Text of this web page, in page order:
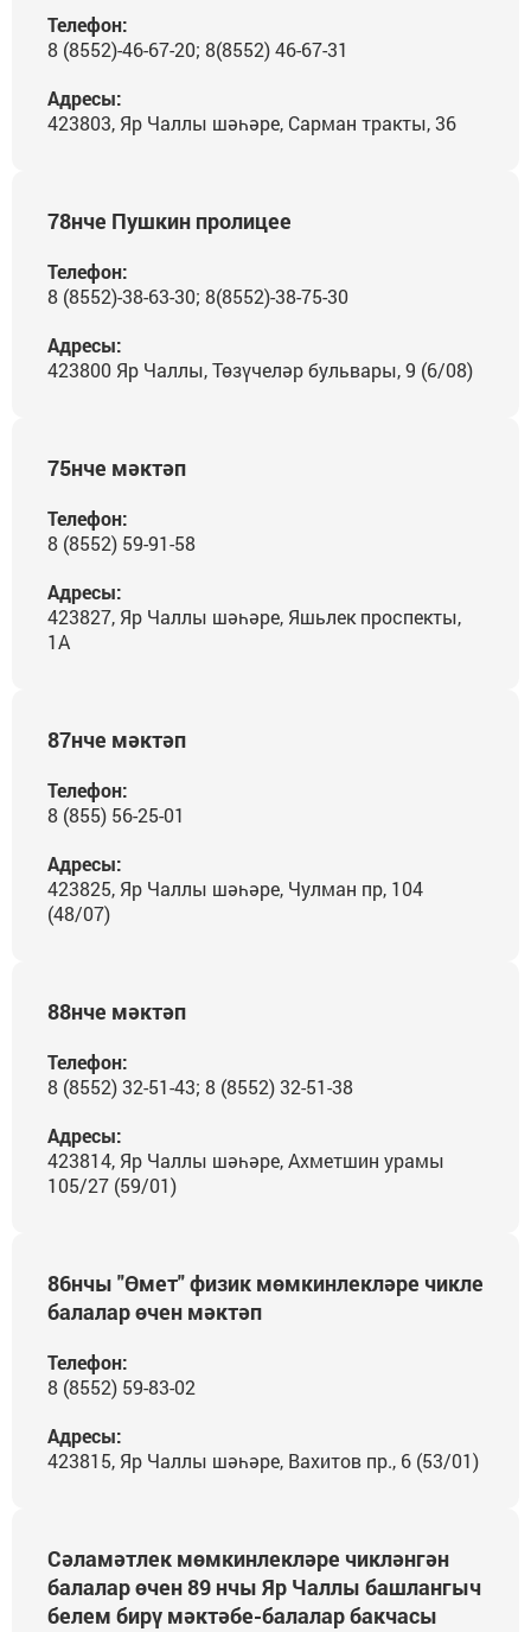
Телефон:
8 (8552)-46-67-20; 8(8552) 46-67-31
Адресы:
423803, Яр Чаллы шәһәре, Сарман тракты, 36
78нче Пушкин пролицее
Телефон:
8 (8552)-38-63-30; 8(8552)-38-75-30
Адресы:
423800 Яр Чаллы, Төзүчеләр бульвары, 9 (6/08)
75нче мәктәп
Телефон:
8 (8552) 59-91-58
Адресы:
423827, Яр Чаллы шәһәре, Яшьлек проспекты,
1А
87нче мәктәп
Телефон:
8 (855) 56-25-01
Адресы:
423825, Яр Чаллы шәһәре, Чулман пр, 104
(48/07)
88нче мәктәп
Телефон:
8 (8552) 32-51-43; 8 (8552) 32-51-38
Адресы:
423814, Яр Чаллы шәһәре, Ахметшин урамы
105/27 (59/01)
86нчы "Өмет" физик мөмкинлекләре чикле
балалар өчен мәктәп
Телефон:
8 (8552) 59-83-02
Адресы:
423815, Яр Чаллы шәһәре, Вахитов пр., 6 (53/01)
Сәламәтлек мөмкинлекләре чикләнгән
балалар өчен 89 нчы Яр Чаллы башлангыч
белем бирү мәктәбе-балалар бакчасы